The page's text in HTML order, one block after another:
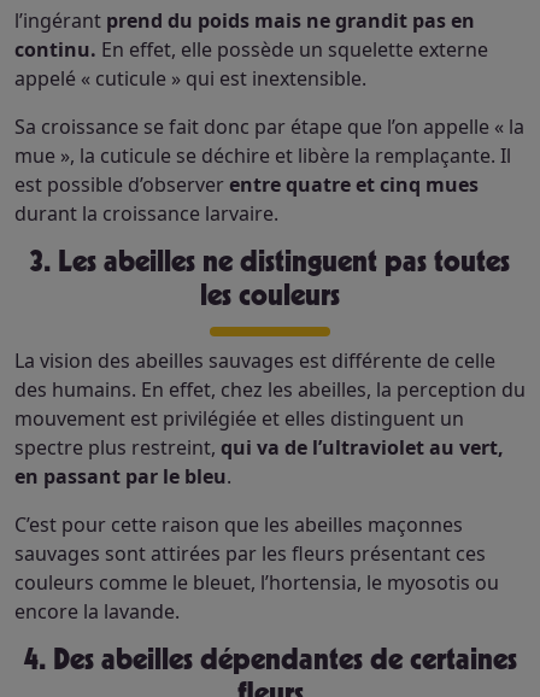
l’ingérant prend du poids mais ne grandit pas en
continu. En effet, elle possède un squelette externe
appelé « cuticule » qui est inextensible.
Sa croissance se fait donc par étape que l’on appelle « la
mue », la cuticule se déchire et libère la remplaçante. Il
est possible d’observerentre quatre et cinq mues
durant la croissance larvaire.
3. Les abeilles ne distinguent pas toutes
les couleurs
La vision des abeilles sauvages est différente de celle
des humains. En effet, chez les abeilles, la perception du
mouvement est privilégiée et elles distinguent un
spectre plus restreint, qui va de l’ultraviolet au vert,
en passant par le bleu.
C’est pour cette raison que les abeilles maçonnes
sauvages sont attirées par les fleurs présentant ces
couleurs comme le bleuet, l’hortensia, le myosotis ou
encore la lavande.
4. Des abeilles dépendantes de certaines